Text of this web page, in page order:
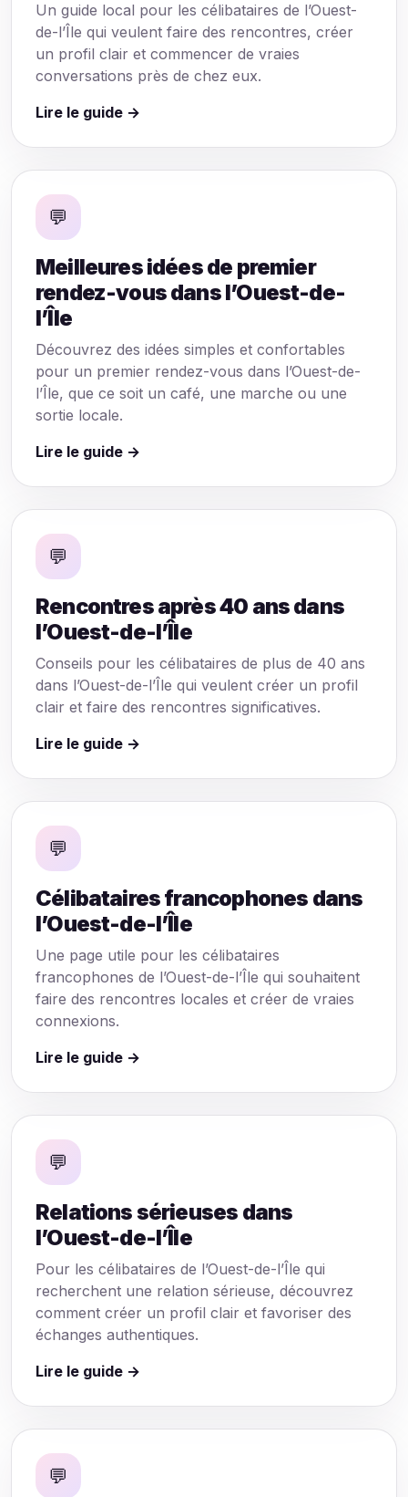
Un guide local pour les célibataires de l’Ouest-
de-l’Île qui veulent faire des rencontres, créer
un profil clair et commencer de vraies
conversations près de chez eux.
Lire le guide →
💬
Meilleures idées de premier
rendez-vous dans l’Ouest-de-
l’Île
Découvrez des idées simples et confortables
pour un premier rendez-vous dans l’Ouest-de-
l’Île, que ce soit un café, une marche ou une
sortie locale.
Lire le guide →
💬
Rencontres après 40 ans dans
l’Ouest-de-l’Île
Conseils pour les célibataires de plus de 40 ans
dans l’Ouest-de-l’Île qui veulent créer un profil
clair et faire des rencontres significatives.
Lire le guide →
💬
Célibataires francophones dans
l’Ouest-de-l’Île
Une page utile pour les célibataires
francophones de l’Ouest-de-l’Île qui souhaitent
faire des rencontres locales et créer de vraies
connexions.
Lire le guide →
💬
Relations sérieuses dans
l’Ouest-de-l’Île
Pour les célibataires de l’Ouest-de-l’Île qui
recherchent une relation sérieuse, découvrez
comment créer un profil clair et favoriser des
échanges authentiques.
Lire le guide →
💬